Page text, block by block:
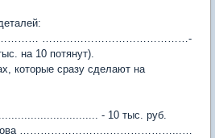
……………………………………-
на 10 потянут).
которые сразу сделают на
- 10 тыс. руб.
кузова ……………………..………………...…